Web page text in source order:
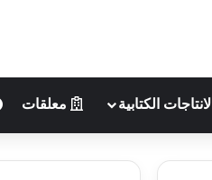
الانتاجات الكتابية معلقات